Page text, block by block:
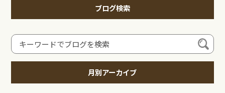
ブログ検索
月別アーカイブ